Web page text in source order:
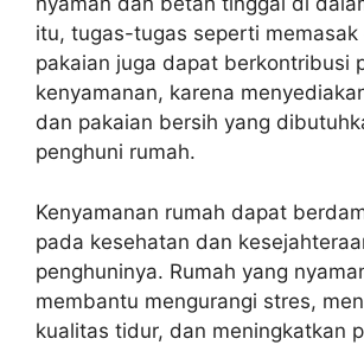
itu, tugas-tugas seperti memasak
pakaian juga dapat berkontribusi
kenyamanan, karena
dan pakaian bersih yang
penghuni rumah.
Kenyamanan rumah dapat
pada kesehatan dan
penghuninya. Rumah yang
membantu mengurangi stres,
kualitas tidur, dan meningkatkan